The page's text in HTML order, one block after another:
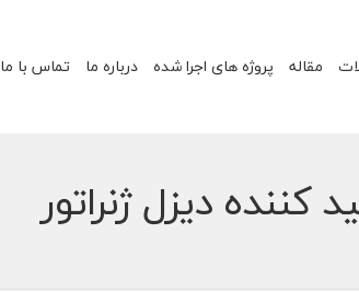
مقاله پروژه های اجرا شده درباره ما تماس با ما
کننده دیزل ژنراتور